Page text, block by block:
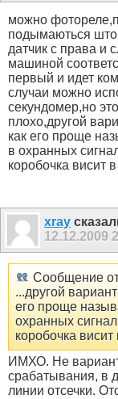
можно
подымаються
датчик с права и
машиной
первый и идет
случаи можно
секундомер,но
плохо,другой
как его проще
в охранных
коробочка висит в
xray
12.12.2009
Сообщение
...другой
его проще
охранных
коробочка висит
ИМХО. Не
срабатывания, в
линии отсечки.